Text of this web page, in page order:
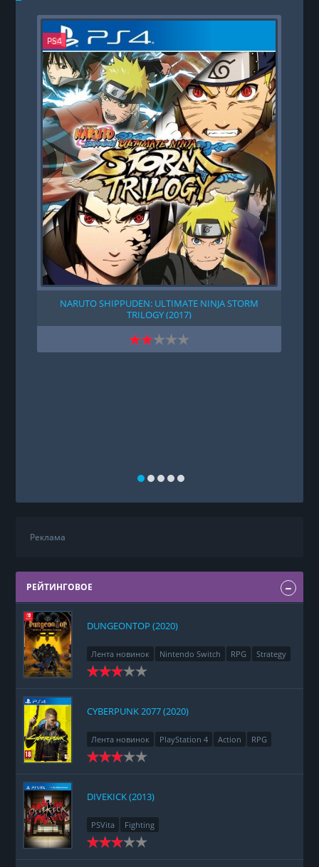
PS4
NARUTO SHIPPUDEN: ULTIMATE NINJA STORM
TRILOGY (2017)
Реклама
РЕЙТИНГОВОЕ
DUNGEONTOP (2020)
Лента новинок Nintendo Switch RPG Strategy
CYBERPUNK 2077 (2020)
Лента новинок PlayStation 4 Action
RPG
Racing
Adventure
DIVEKICK (2013)
PSVita Fighting